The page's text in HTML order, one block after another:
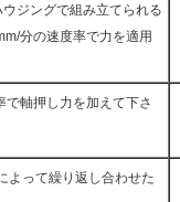
ジングで組み立てられる
分の速度率で力を適用
で軸押し力を加えて下さ
よって繰り返し合わせた